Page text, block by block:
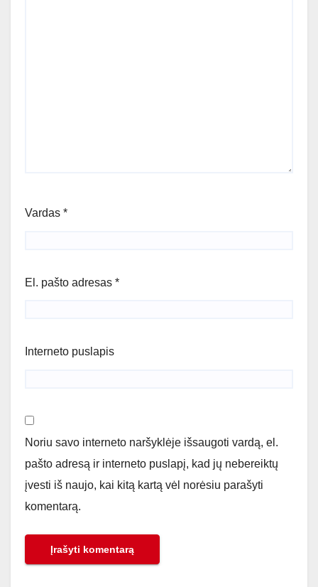
Vardas *
El. pašto adresas *
Interneto puslapis
Noriu savo interneto naršyklėje išsaugoti vardą, el.
pašto adresą ir interneto puslapį, kad jų nebereiktų
įvesti iš naujo, kai kitą kartą vėl norėsiu parašyti
komentarą.